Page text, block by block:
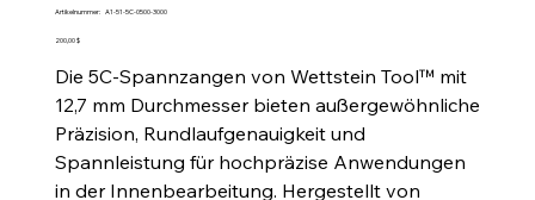
Artikelnummer: Artikelnummer:
3000
A1-51-5C-0500-3000
Preis
200,00 $
Die 5C-Spannzangen von Wettstein Tool™ mit
12,7 mm Durchmesser bieten außergewöhnliche
Präzision, Rundlaufgenauigkeit und
Spannleistung für hochpräzise Anwendungen
in der Innenbearbeitung. Hergestellt von